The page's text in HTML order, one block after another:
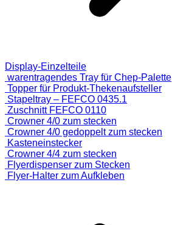
Display-Einzelteile
warentragendes Tray für Chep-Palette
Topper für Produkt-Thekenaufsteller
Stapeltray – FEFCO 0435.1
Zuschnitt FEFCO 0110
Crowner 4/0 zum stecken
Crowner 4/0 gedoppelt zum stecken
Kasteneinstecker
Crowner 4/4 zum stecken
Flyerdispenser zum Stecken
Flyer-Halter zum Aufkleben